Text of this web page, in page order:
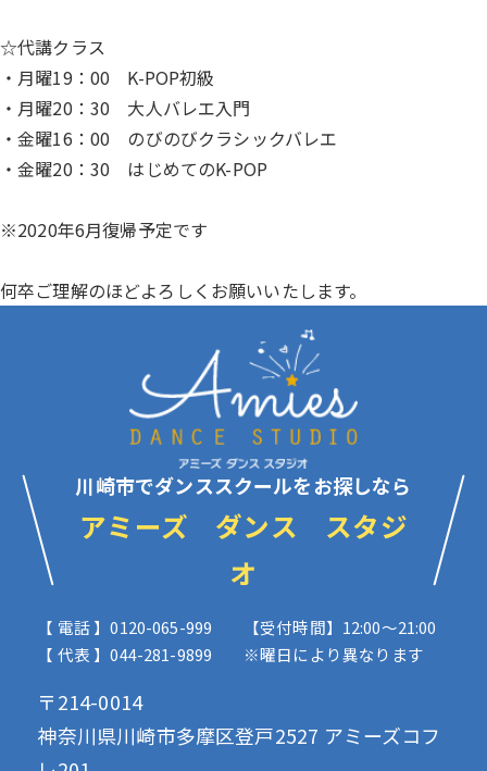
☆代講クラス
・月曜19：00 K-POP初級
・月曜20：30 大人バレエ入門
・金曜16：00 のびのびクラシックバレエ
・金曜20：30 はじめてのK-POP
※2020年6月復帰予定です
何卒ご理解のほどよろしくお願いいたします。
川崎市でダンススクールをお探しなら
アミーズ ダンス スタジ
オ
【 電話 】0120-065-999
【 代表 】044-281-9899
【受付時間】12:00〜21:00
※曜日により異なります
〒214-0014
神奈川県川崎市多摩区登戸2527 アミーズコフ